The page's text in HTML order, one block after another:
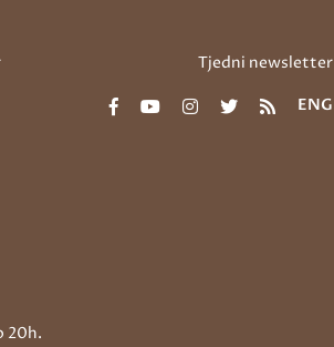
20h.
Tjedni newsletter
ENG